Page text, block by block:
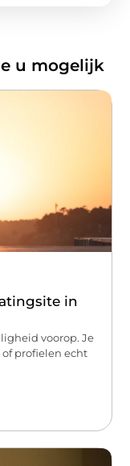
u mogelijk
in
voorop. Je
profielen echt